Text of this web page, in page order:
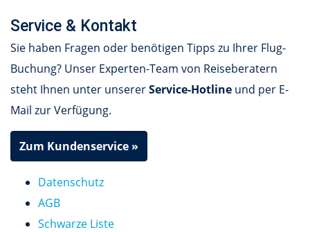
Service & Kontakt
Sie haben Fragen oder benötigen Tipps zu Ihrer Flug-
Buchung? Unser Experten-Team von Reiseberatern
steht Ihnen unter unsererService-Hotline und per E-
Mail zur Verfügung.
Zum Kundenservice »
Datenschutz
AGB
Schwarze Liste